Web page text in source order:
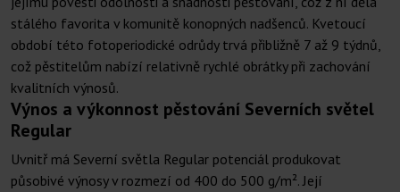
stálého favorita v komunitě konopných nadšenců. Kvetoucí
období této fotoperiodické odrůdy trvá přibližně 7 až 9 týdnů,
což pěstitelům nabízí relativně rychlé obrátky při zachování
kvalitních výnosů.
Výnos a výkonnost pěstování Severních světel
Regular
Uvnitř má Severní světla Regular potenciál produkovat
působivé výnosy v rozmezí od 400 do 500 g/m². Její